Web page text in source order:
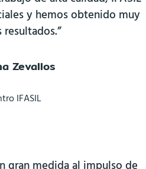
y hemos obtenido muy
resultados.”
Zevallos
IFASIL